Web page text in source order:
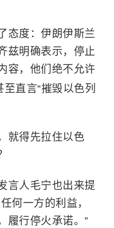
态度：伊朗伊斯兰
兹明确表示，停止
容，他们绝不允许
至直言“摧毁以色列
就得先拉住以色
言人毛宁也出来提
何一方的利益，
履行停火承诺。”